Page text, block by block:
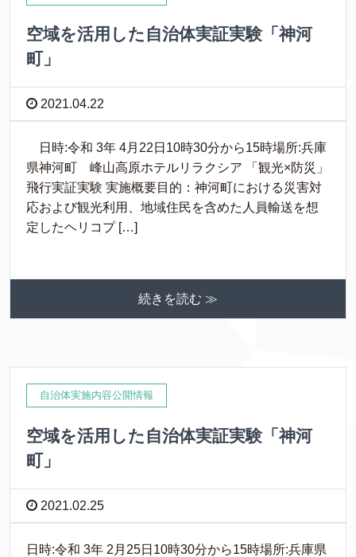
空域を活用した自治体実証実験「神河
町」
2021.04.22
日時:令和 3年 4月22日10時30分から15時場所:兵庫
県神河町 峰山高原ホテルリラクシア 「観光×防災」
飛行実証実験 実施概要目的：神河町における災害対
応および観光利用、地域住民を含めた人員輸送を想
定したヘリコプ […]
続きを読む ≫
自治体実施内容公開情報
空域を活用した自治体実証実験「神河
町」
2021.02.25
日時:令和 3年 2月25日10時30分から15時場所:兵庫県